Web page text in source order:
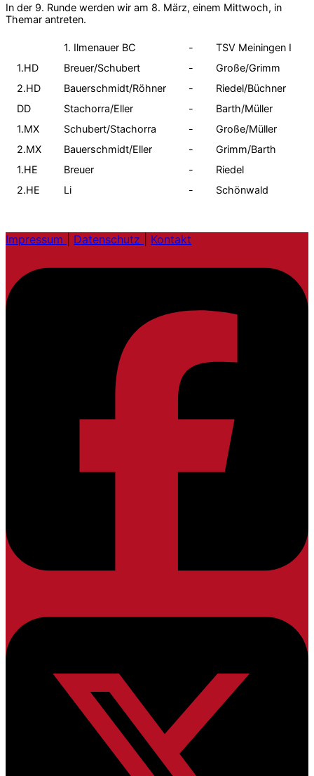
In der 9. Runde werden wir am 8. März, einem Mittwoch, in
Themar antreten.
1. Ilmenauer BC -
TSV Meiningen I
1.HD
Breuer/Schubert -
Große/Grimm
2.HD
Bauerschmidt/Röhner -
Riedel/Büchner
DD
Stachorra/Eller -
Barth/Müller
1.MX
Schubert/Stachorra -
Große/Müller
2.MX
Bauerschmidt/Eller -
Grimm/Barth
1.HE
Breuer -
Riedel
2.HE
Li - Schönwald
Impressum Datenschutz Kontakt